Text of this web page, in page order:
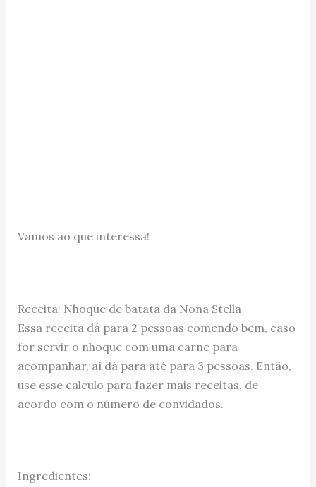
Vamos ao que interessa!
Receita: Nhoque de batata da Nona Stella
Essa receita dá para 2 pessoas comendo bem, caso
for servir o nhoque com uma carne para
acompanhar, aí dá para até para 3 pessoas. Então,
use esse calculo para fazer mais receitas, de
acordo com o número de convidados.
Ingredientes: